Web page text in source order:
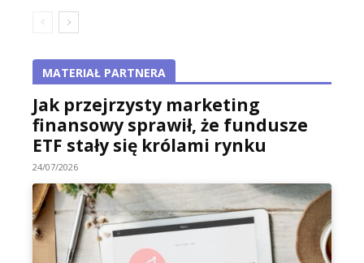
MATERIAŁ PARTNERA
Jak przejrzysty marketing
finansowy sprawił, że fundusze
ETF stały się królami rynku
24/07/2026